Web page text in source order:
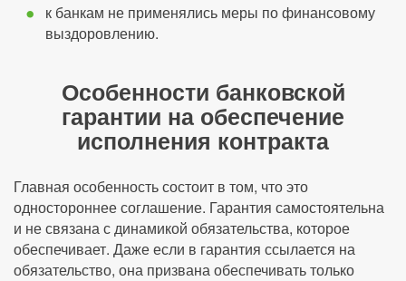
к банкам не применялись меры по финансовому
выздоровлению.
Особенности банковской
гарантии на обеспечение
исполнения контракта
Главная особенность состоит в том, что это
одностороннее соглашение. Гарантия самостоятельна
и не связана с динамикой обязательства, которое
обеспечивает. Даже если в гарантия ссылается на
обязательство, она призвана обеспечивать только